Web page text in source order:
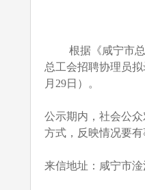
根据《咸宁市总工
总工会招聘协理员
月29日）。
公示期内，社会公
方式，反映情况要
来信地址：咸宁市